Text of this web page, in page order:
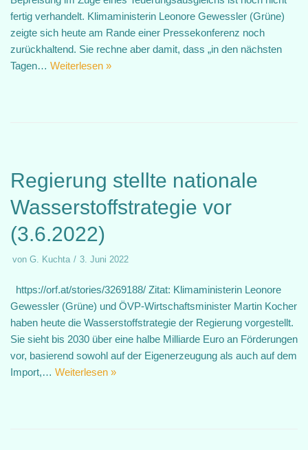
fertig verhandelt. Klimaministerin Leonore Gewessler (Grüne)
zeigte sich heute am Rande einer Pressekonferenz noch
zurückhaltend. Sie rechne aber damit, dass „in den nächsten
Tagen… Weiterlesen »
Regierung stellte nationale
Wasserstoffstrategie vor
(3.6.2022)
von G. Kuchta 3. Juni 2022
https://orf.at/stories/3269188/ Zitat: Klimaministerin Leonore
Gewessler (Grüne) und ÖVP-Wirtschaftsminister Martin Kocher
haben heute die Wasserstoffstrategie der Regierung vorgestellt.
Sie sieht bis 2030 über eine halbe Milliarde Euro an Förderungen
vor, basierend sowohl auf der Eigenerzeugung als auch auf dem
Import,… Weiterlesen »